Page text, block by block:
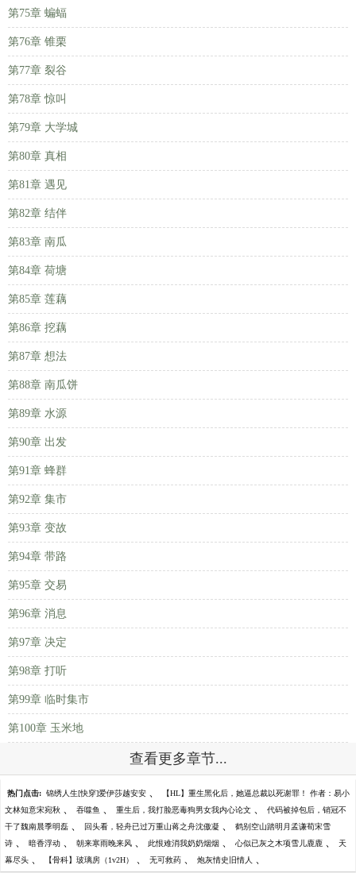
第75章 蝙蝠
第76章 锥栗
第77章 裂谷
第78章 惊叫
第79章 大学城
第80章 真相
第81章 遇见
第82章 结伴
第83章 南瓜
第84章 荷塘
第85章 莲藕
第86章 挖藕
第87章 想法
第88章 南瓜饼
第89章 水源
第90章 出发
第91章 蜂群
第92章 集市
第93章 变故
第94章 带路
第95章 交易
第96章 消息
第97章 决定
第98章 打听
第99章 临时集市
第100章 玉米地
查看更多章节...
热门点击: 锦绣人生[快穿]爱伊莎越安安 、 【HL】重生黑化后，她逼总裁以死谢罪！ 作者：易小
文林知意宋宛秋 、 吞噬鱼 、 重生后，我打脸恶毒狗男女我内心论文 、 代码被掉包后，销冠不
干了魏南晨季明磊 、 回头看，轻舟已过万重山蒋之舟沈傲凝 、 鹤别空山踏明月孟谦荀宋雪
诗 、 暗香浮动 、 朝来寒雨晚来风 、 此恨难消我奶奶烟烟 、 心似已灰之木项雪儿鹿鹿 、 天
幕尽头 、 【骨科】玻璃房（1v2H） 、 无可救药 、 炮灰情史旧情人 、